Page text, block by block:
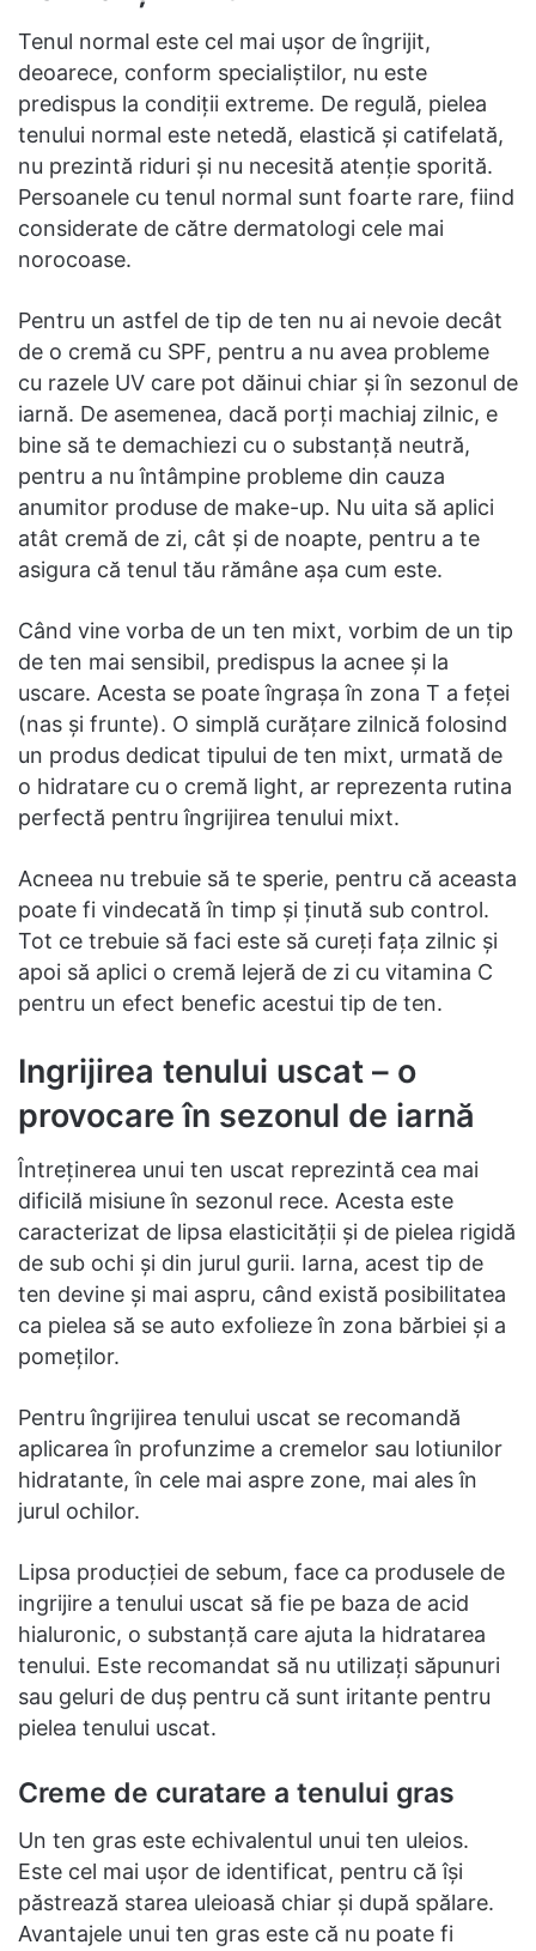
Tenul normal este cel mai ușor de îngrijit,
deoarece, conform specialiștilor, nu este
predispus la condiții extreme. De regulă, pielea
tenului normal este netedă, elastică și catifelată,
nu prezintă riduri și nu necesită atenție sporită.
Persoanele cu tenul normal sunt foarte rare, fiind
considerate de către dermatologi cele mai
norocoase.
Pentru un astfel de tip de ten nu ai nevoie decât
de o cremă cu SPF, pentru a nu avea probleme
cu razele UV care pot dăinui chiar și în sezonul de
iarnă. De asemenea, dacă porți machiaj zilnic, e
bine să te demachiezi cu o substanță neutră,
pentru a nu întâmpine probleme din cauza
anumitor produse de make-up. Nu uita să aplici
atât cremă de zi, cât și de noapte, pentru a te
asigura că tenul tău rămâne așa cum este.
Când vine vorba de un ten mixt, vorbim de un tip
de ten mai sensibil, predispus la acnee și la
uscare. Acesta se poate îngrașa în zona T a feței
(nas și frunte). O simplă curățare zilnică folosind
un produs dedicat tipului de ten mixt, urmată de
o hidratare cu o cremă light, ar reprezenta rutina
perfectă pentru îngrijirea tenului mixt.
Acneea nu trebuie să te sperie, pentru că aceasta
poate fi vindecată în timp și ținută sub control.
Tot ce trebuie să faci este să cureți fața zilnic și
apoi să aplici o cremă lejeră de zi cu vitamina C
pentru un efect benefic acestui tip de ten.
Ingrijirea tenului uscat – o
provocare în sezonul de iarnă
Întreținerea unui ten uscat reprezintă cea mai
dificilă misiune în sezonul rece. Acesta este
caracterizat de lipsa elasticității și de pielea rigidă
de sub ochi și din jurul gurii. Iarna, acest tip de
ten devine și mai aspru, când există posibilitatea
ca pielea să se auto exfolieze în zona bărbiei și a
pomeților.
Pentru îngrijirea tenului uscat se recomandă
aplicarea în profunzime a cremelor sau lotiunilor
hidratante, în cele mai aspre zone, mai ales în
jurul ochilor.
Lipsa producției de sebum, face ca produsele de
ingrijire a tenului uscat să fie pe baza de acid
hialuronic, o substanță care ajuta la hidratarea
tenului. Este recomandat să nu utilizați săpunuri
sau geluri de duș pentru că sunt iritante pentru
pielea tenului uscat.
Creme de curatare a tenului gras
Un ten gras este echivalentul unui ten uleios.
Este cel mai ușor de identificat, pentru că își
păstrează starea uleioasă chiar și după spălare.
Avantajele unui ten gras este că nu poate fi